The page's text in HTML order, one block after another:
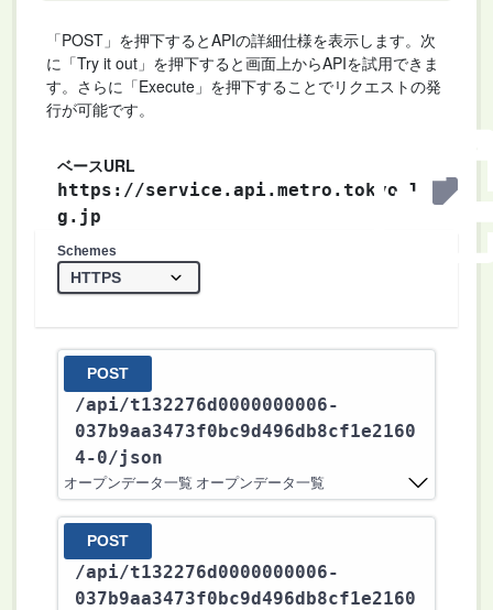
「POST」を押下するとAPIの詳細仕様を表示します。次
に「Try it out」を押下すると画面上からAPIを試用できま
す。さらに「Execute」を押下することでリクエストの発
行が可能です。
ベースURL
https://service.api.metro.tokyo.l
g.jp
Schemes
POST
/api/t132276d0000000006-
037b9aa3473f0bc9d496db8cf1e2160
4-0/json
オープンデータ一覧 オープンデータ一覧
POST
/api/t132276d0000000006-
037b9aa3473f0bc9d496db8cf1e2160